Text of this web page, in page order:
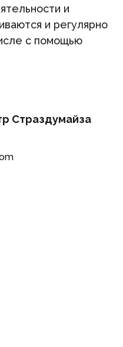
и
и регулярно
с помощью
Страздумайза